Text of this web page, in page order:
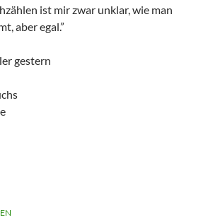
ist mir zwar unklar, wie man
aber egal.”
gestern